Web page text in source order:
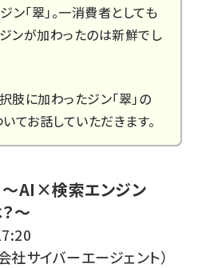
ン「翠」。一消費者としても
ンが加わったのは新鮮でし
に加わったジン「翠」の
てお話していただきます。
AI×検索エンジン
～
社サイバーエージェント）